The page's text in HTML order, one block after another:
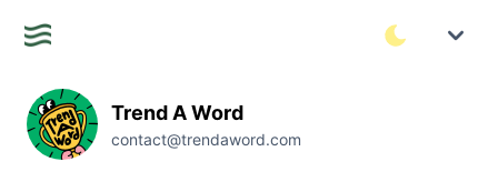
Trend A Word
contact@trendaword.com